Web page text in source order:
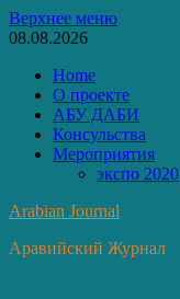
Перейти
к
Верхнее меню
08.08.2026
Home
О проекте
АБУ ДАБИ
Консульства
Мероприятия
экспо 2020
Arabian Journal
Аравийский Журнал